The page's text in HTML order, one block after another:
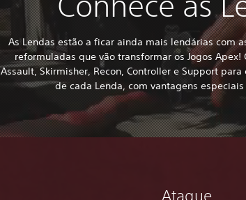
As Lendas estão a ficar ainda mais lendárias com
reformuladas que vão transformar os Jogos
Assault, Skirmisher, Recon, Controller e Support
de cada Lenda, com vantagens
Ataque